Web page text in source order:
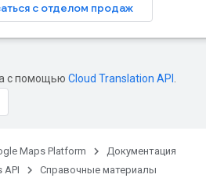
с отделом продаж
с помощью Cloud Translation API
Maps Platform
Документация
API Справочные материалы